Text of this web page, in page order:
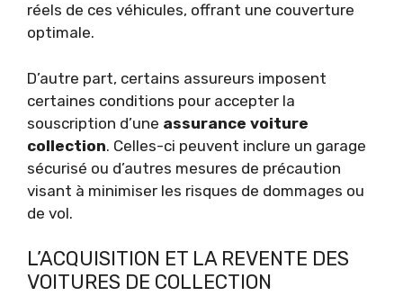
réels de ces véhicules, offrant une couverture
optimale.
D’autre part, certains assureurs imposent
certaines conditions pour accepter la
souscription d’une assurance voiture
collection. Celles-ci peuvent inclure un garage
sécurisé ou d’autres mesures de précaution
visant à minimiser les risques de dommages ou
de vol.
L’ACQUISITION ET LA REVENTE DES
VOITURES DE COLLECTION